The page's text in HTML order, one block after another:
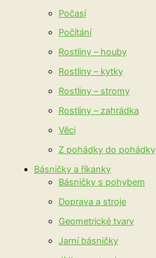
Počasí
Počítání
Rostliny – houby
Rostliny – kytky
Rostliny – stromy
Rostliny – zahrádka
Věci
Z pohádky do pohádky
Básničky a říkanky
Básničky s pohybem
Doprava a stroje
Geometrické tvary
Jarní básničky